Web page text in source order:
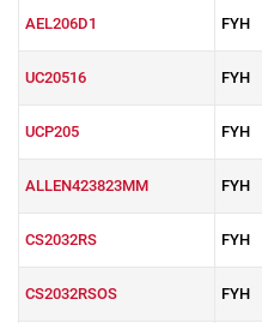
AEL206D1 FYH
UC20516 FYH
UCP205 FYH
ALLEN423823MM FYH
CS2032RS FYH
CS2032RSOS FYH